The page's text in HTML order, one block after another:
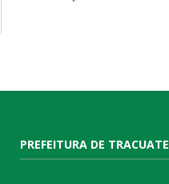
PREFEITURA DE